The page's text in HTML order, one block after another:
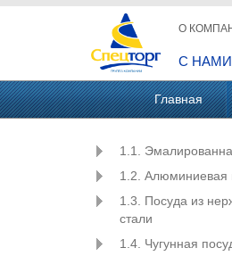
О
С НАМИ
Главная
1.1.
1.2. Алюминиевая
1.3. Посуда из
стали
1.4. Чугунная